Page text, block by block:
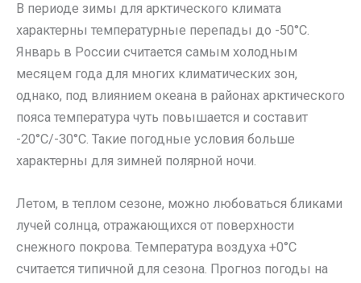
В периоде зимы для арктического климата
характерны температурные перепады до -50°C.
Январь в России считается самым холодным
месяцем года для многих климатических зон,
однако, под влиянием океана в районах арктического
пояса температура чуть повышается и составит
-20°C/-30°C. Такие погодные условия больше
характерны для зимней полярной ночи.
Летом, в теплом сезоне, можно любоваться бликами
лучей солнца, отражающихся от поверхности
снежного покрова. Температура воздуха +0°C
считается типичной для сезона. Прогноз погоды на